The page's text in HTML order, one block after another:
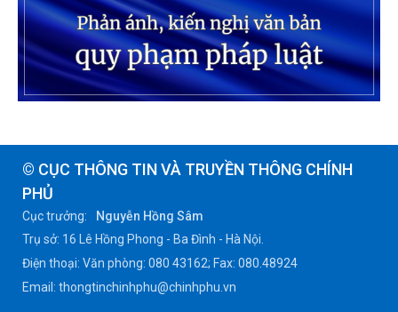
© CỤC THÔNG TIN VÀ TRUYỀN THÔNG CHÍNH
PHỦ
Cục trưởng:
Nguyễn Hồng Sâm
Trụ sở: 16 Lê Hồng Phong - Ba Đình - Hà Nội.
Điện thoại: Văn phòng: 080 43162; Fax: 080.48924
Email: thongtinchinhphu@chinhphu.vn